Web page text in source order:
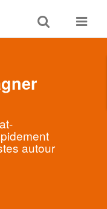
Toggle
search
Toggle
autour